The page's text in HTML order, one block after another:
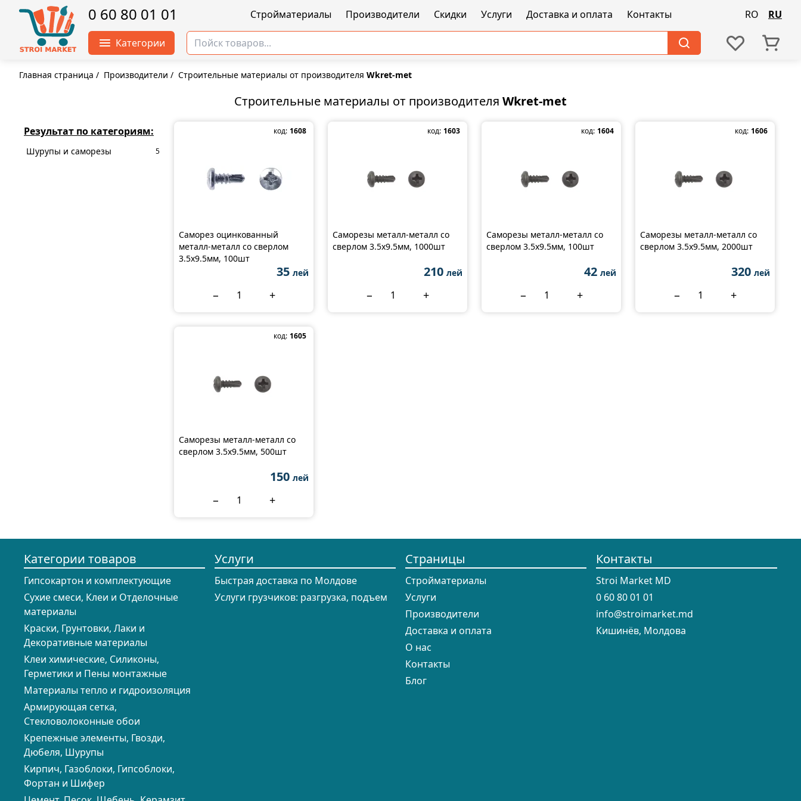
0 60 80 01 01 Cтройматериалы Производители Скидки Услуги Доставка и оплата Контакты RO RU
Категории
Главная страница / Производители / Строительные материалы от производителя Wkret-met
Строительные материалы от производителя Wkret-met
Результат по категориям:
Шурупы и саморезы 5
код: 1608
Саморез оцинкованный
металл-металл со сверлом
3.5x9.5мм, 100шт
35 лей
− +
код: 1603
Саморезы металл-металл со
сверлом 3.5x9.5мм, 1000шт
210 лей
− +
код: 1604
Саморезы металл-металл со
сверлом 3.5x9.5мм, 100шт
42 лей
− +
код: 1606
Саморезы металл-металл со
сверлом 3.5x9.5мм, 2000шт
320 лей
− +
код: 1605
Саморезы металл-металл со
сверлом 3.5x9.5мм, 500шт
150 лей
− +
Категории товаров
Гипсокартон и комплектующие
Сухие смеси, Клеи и Отделочные
материалы
Краски, Грунтовки, Лаки и
Декоративные материалы
Клеи химические, Силиконы,
Герметики и Пены монтажные
Материалы тепло и гидроизоляция
Армирующая сетка,
Стекловолоконные обои
Крепежные элементы, Гвозди,
Дюбеля, Шурупы
Кирпич, Газоблоки, Гипсоблоки,
Фортан и Шифер
Услуги
Быстрая доставка по Молдове
Услуги грузчиков: разгрузка, подъем
Страницы
Cтройматериалы
Услуги
Производители
Доставка и оплата
О нас
Контакты
Блог
Контакты
Stroi Market MD
0 60 80 01 01
info@stroimarket.md
Кишинёв, Молдова